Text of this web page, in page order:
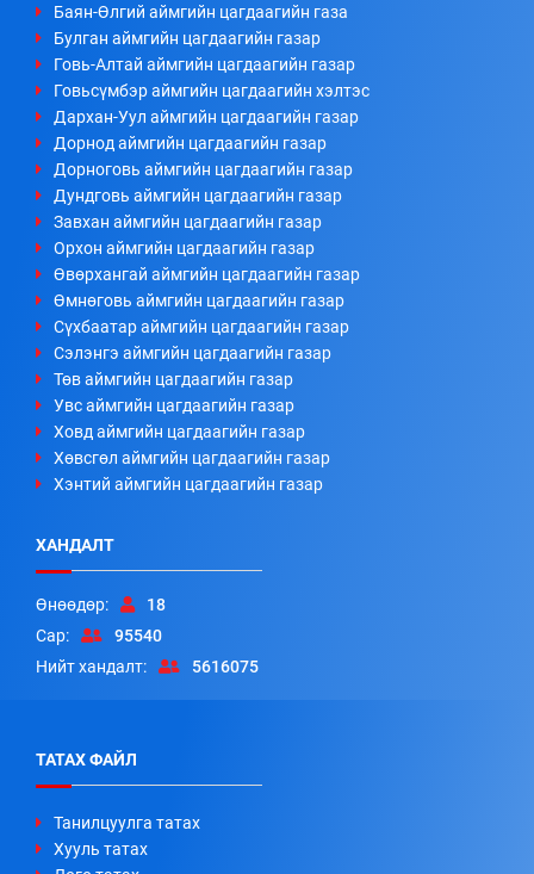
Баян-Өлгий аймгийн цагдаагийн газа
Булган аймгийн цагдаагийн газар
Говь-Алтай аймгийн цагдаагийн газар
Говьсүмбэр аймгийн цагдаагийн хэлтэс
Дархан-Уул аймгийн цагдаагийн газар
Дорнод аймгийн цагдаагийн газар
Дорноговь аймгийн цагдаагийн газар
Дундговь аймгийн цагдаагийн газар
Завхан аймгийн цагдаагийн газар
Орхон аймгийн цагдаагийн газар
Өвөрхангай аймгийн цагдаагийн газар
Өмнөговь аймгийн цагдаагийн газар
Сүхбаатар аймгийн цагдаагийн газар
Сэлэнгэ аймгийн цагдаагийн газар
Төв аймгийн цагдаагийн газар
Увс аймгийн цагдаагийн газар
Ховд аймгийн цагдаагийн газар
Хөвсгөл аймгийн цагдаагийн газар
Хэнтий аймгийн цагдаагийн газар
ХАНДАЛТ
Өнөөдөр:
18
Сар:
95540
Нийт хандалт:
5616075
ТАТАХ ФАЙЛ
Танилцуулга татах
Хууль татах